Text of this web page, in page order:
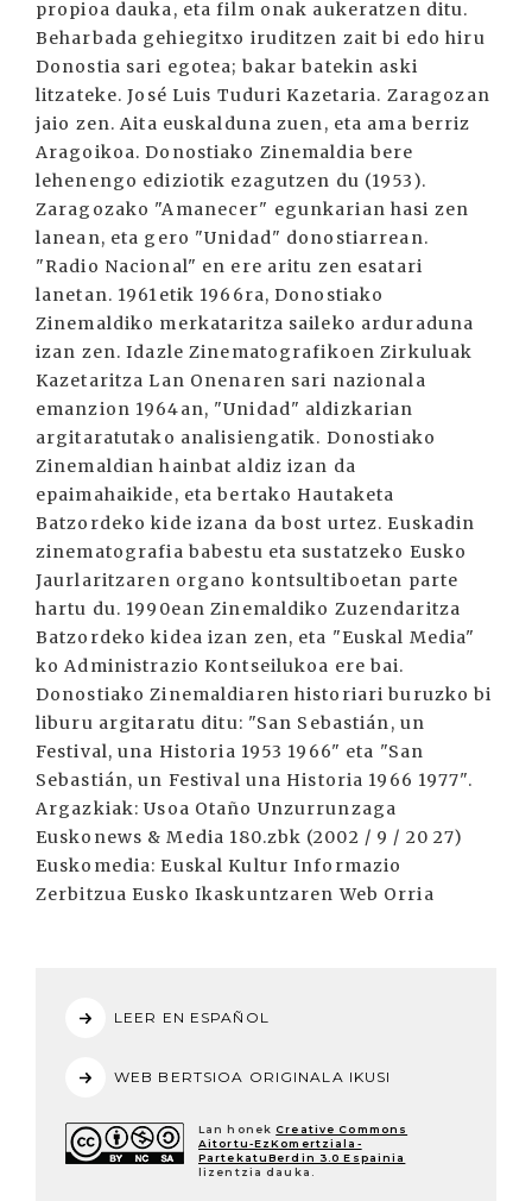
LEER EN ESPAÑOL
WEB BERTSIOA ORIGINALA IKUSI
Lan honek Creative Commons
Aitortu-EzKomertziala-
PartekatuBerdin 3.0 Espainia
lizentzia dauka.